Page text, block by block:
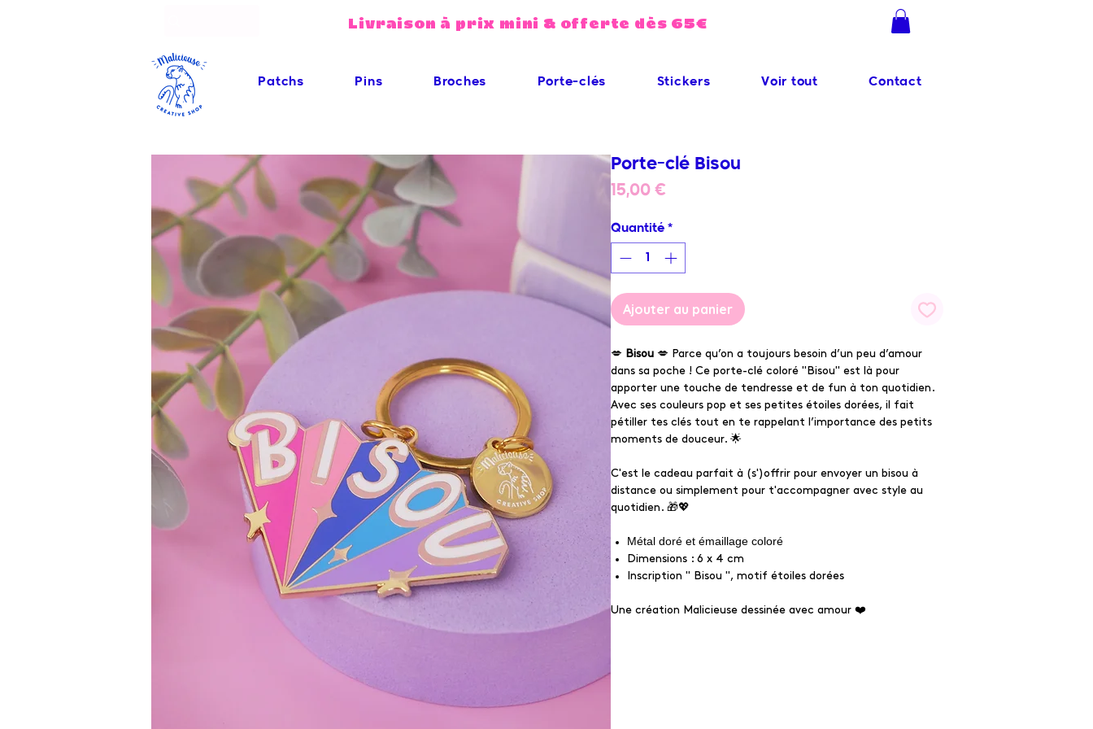
Livraison à prix mini & offerte dès 65€
Patchs Pins Broches Porte-clés Stickers Voir tout Contact
Porte-clé Bisou
15,00 €Prix
Quantité *
Ajouter au panier
💋 Bisou 💋 Parce qu’on a toujours besoin d’un peu d’amour
dans sa poche ! Ce porte-clé coloré "Bisou" est là pour
apporter une touche de tendresse et de fun à ton quotidien.
Avec ses couleurs pop et ses petites étoiles dorées, il fait
pétiller tes clés tout en te rappelant l’importance des petits
moments de douceur. 🌟
C'est le cadeau parfait à (s')offrir pour envoyer un bisou à
distance ou simplement pour t'accompagner avec style au
quotidien. 🎁💖
Métal doré et émaillage coloré
Dimensions : 6 x 4 cm
Inscription " Bisou ", motif étoiles dorées
Une création Malicieuse dessinée avec amour ❤️